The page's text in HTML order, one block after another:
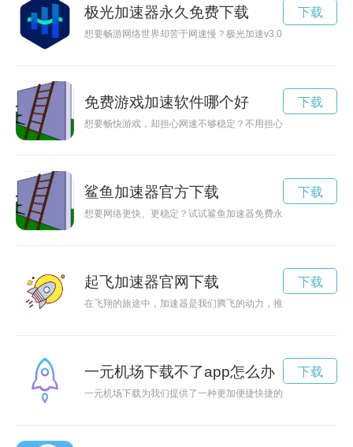
极光加速器永久免费下载
想要畅游网络世界却苦于网速慢？极光加速v3.0.6应运而生，
下载
免费游戏加速软件哪个好
想要畅快游戏，却担心网速不够稳定？不用担心，这里为你推
下载
鲨鱼加速器官方下载
想要网络更快、更稳定？试试鲨鱼加速器免费永久版，让你畅
下载
起飞加速器官网下载
在飞翔的旅途中，加速器是我们腾飞的动力，推动我们超越极限
下载
一元机场下载不了app怎么办
一元机场下载为我们提供了一种更加便捷快捷的方式，节省时
下载